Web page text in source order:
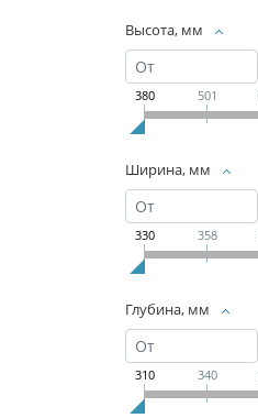
Высота, мм
380 501
Ширина, мм
330 358
Глубина, мм
310 340